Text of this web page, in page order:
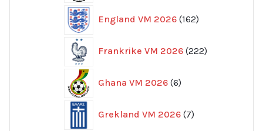
England VM 2026 162
produkter
Frankrike VM 2026 222
produkter
Ghana VM 2026 6
produkter
Grekland VM 2026 7
produkter